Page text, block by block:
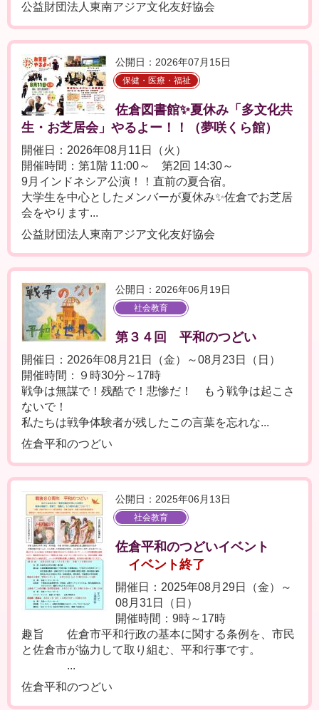
公益財団法人東南アジア文化友好協会
公開日：2026年07月15日
保健・医療・福祉
佐倉図書館✨夏休み「多文化共
生・お芝居会」やるよー！！（夢咲くら館）
開催日：2026年08月11日（火）
開催時間：第1階 11:00～ 第2回 14:30～
9月インドネシア公演！！直前の夏合宿。
大学生を中心としたメンバーが夏休み✨佐倉でお芝居
会をやります...
公益財団法人東南アジア文化友好協会
公開日：2026年06月19日
社会教育
第３４回 平和のつどい
開催日：2026年08月21日（金）～08月23日（日）
開催時間：９時30分～17時
戦争は無謀で！残酷で！悲惨だ！ もう戦争は起こさ
ないで！
私たちは戦争体験者が残したこの言葉を忘れな...
佐倉平和のつどい
公開日：2025年06月13日
社会教育
佐倉平和のつどいイベント
イベント終了
開催日：2025年08月29日（金）～
08月31日（日）
開催時間：9時～17時
趣旨 佐倉市平和行政の基本に関する条例を、市民
と佐倉市が協力して取り組む、平和行事です。
...
佐倉平和のつどい